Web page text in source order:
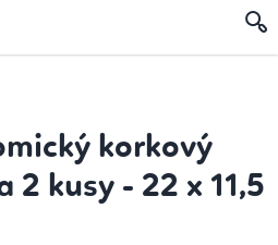
korkový
2 kusy - 22 x 11,5